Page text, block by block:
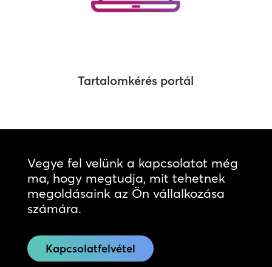
Tartalomkérés portál
Vegye fel velünk a kapcsolatot még
ma, hogy megtudja, mit tehetnek
megoldásaink az Ön vállalkozása
számára.
Kapcsolatfelvétel